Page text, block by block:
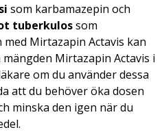
som karbamazepin och
tuberkulossom
Mirtazapin Actavis kan
Mirtazapin Actavis i
om du använder dessa
att du behöver öka dosen
minska den igen när du